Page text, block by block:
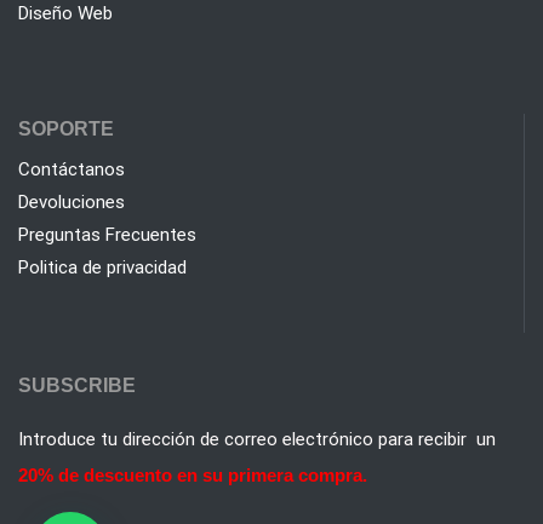
Diseño Web
SOPORTE
Contáctanos
Devoluciones
Preguntas Frecuentes
Politica de privacidad
SUBSCRIBE
Introduce tu dirección de correo electrónico para recibir un
20% de descuento en su primera compra.